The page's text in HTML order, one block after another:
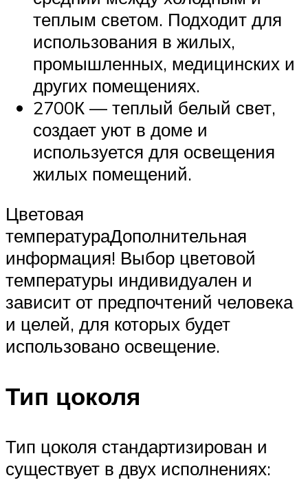
теплым светом. Подходит для
использования в жилых,
промышленных, медицинских и
других помещениях.
2700К — теплый белый свет,
создает уют в доме и
используется для освещения
жилых помещений.
Цветовая
температураДополнительная
информация! Выбор цветовой
температуры индивидуален и
зависит от предпочтений человека
и целей, для которых будет
использовано освещение.
Тип цоколя
Тип цоколя стандартизирован и
существует в двух исполнениях: